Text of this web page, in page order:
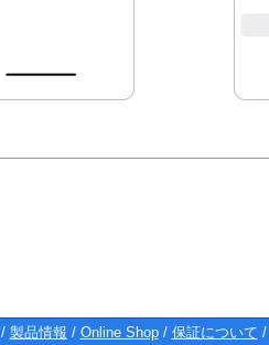
/ 製品情報 / Online Shop/ 保証について